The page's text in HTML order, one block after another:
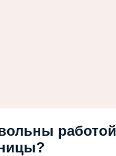
работой